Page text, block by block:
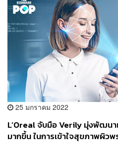
25 มกราคม 2022
L’Oreal จับมือ Verily มุ่งพัฒนา
มากขึ้น ในการเข้าใจสุขภาพผิว